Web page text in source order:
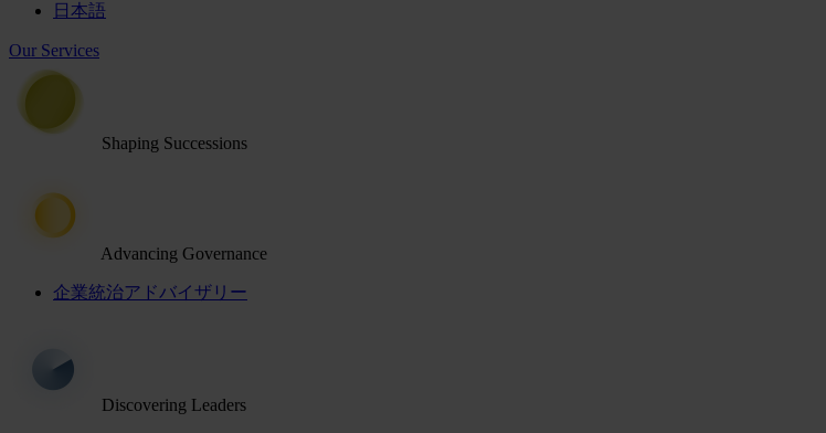
日本語
Our Services
Shaping Successions
Advancing Governance
企業統治アドバイザリー
Discovering Leaders